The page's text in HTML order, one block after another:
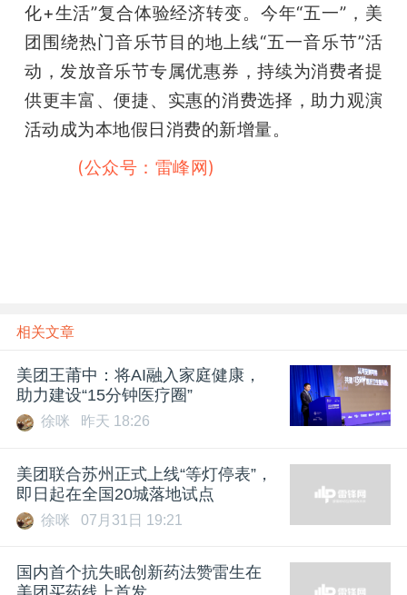
化+生活”复合体验经济转变。今年“五一”，美
团围绕热门音乐节目的地上线“五一音乐节”活
动，发放音乐节专属优惠券，持续为消费者提
供更丰富、便捷、实惠的消费选择，助力观演
活动成为本地假日消费的新增量。
(公众号：雷峰网)
相关文章
美团王莆中：将AI融入家庭健康，
助力建设“15分钟医疗圈”
徐咪 昨天 18:26
美团联合苏州正式上线“等灯停表”，
即日起在全国20城落地试点
徐咪 07月31日 19:21
国内首个抗失眠创新药法赞雷生在